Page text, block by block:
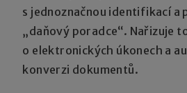
s jednoznačnou identifikací a
„daňový poradce“. Nařizuje
o elektronických úkonech a
konverzi dokumentů.